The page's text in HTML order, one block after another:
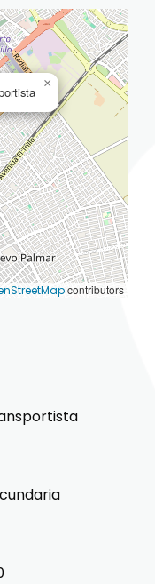
×
contributors